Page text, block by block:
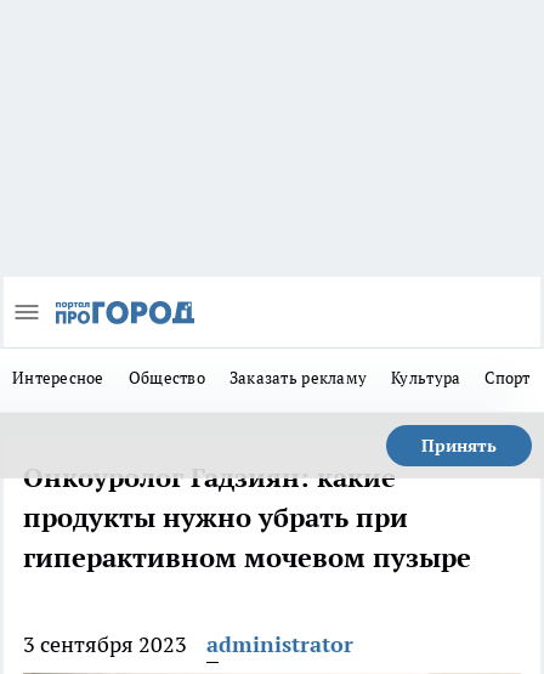
Интересное Общество Заказать рекламу Культура Спорт
Принять
Онкоуролог Гадзиян: какие
продукты нужно убрать при
гиперактивном мочевом пузыре
3 сентября 2023 administrator